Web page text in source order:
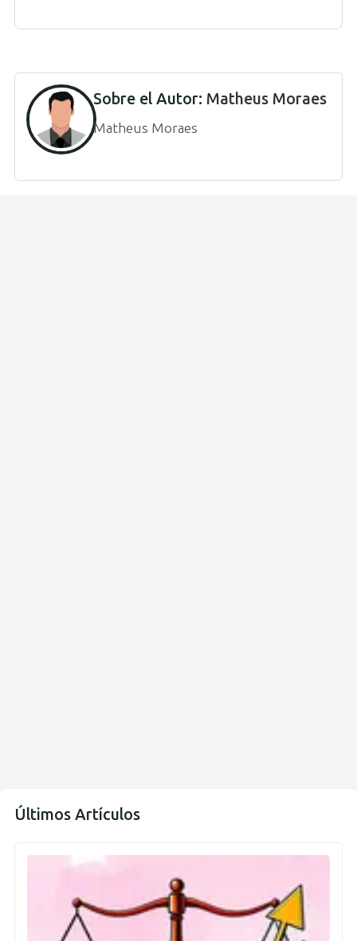
Sobre el Autor: Matheus Moraes
Matheus Moraes
Últimos Artículos